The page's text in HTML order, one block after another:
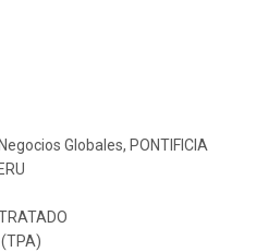
Globales, PONTIFICIA